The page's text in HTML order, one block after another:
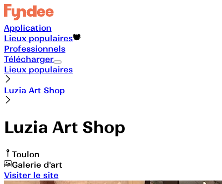
Application
Lieux populaires
Professionnels
Télécharger
Lieux populaires
Luzia Art Shop
Luzia Art Shop
Toulon
Galerie d'art
Visiter le site